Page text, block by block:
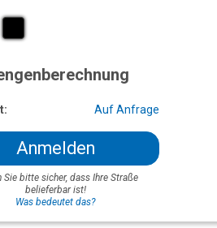
Auf Anfrage
Anmelden
Sie bitte sicher, dass Ihre Straße
belieferbar ist!
Was bedeutet das?